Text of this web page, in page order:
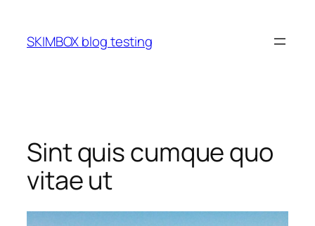
content
SKIMBOX blog testing
Sint quis cumque quo
vitae ut